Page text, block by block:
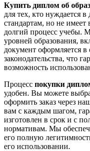
Купить диплом об
для тех, кто нуждается
стандартам, но не
долгий процесс учебы.
уровней образования,
документ оформляется в
законодательства, что
возможность
Процесс покупки
удобен. Вы можете
оформить заказ через
вам с каждым шагом,
изготовлен в срок и с
нормативам. Мы
его полную
его использовании.